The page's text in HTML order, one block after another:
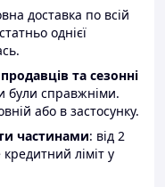
доставка по всій
однієї
продавців та сезонні
справжніми.
або в застосунку.
частинами: від 2
ліміт у